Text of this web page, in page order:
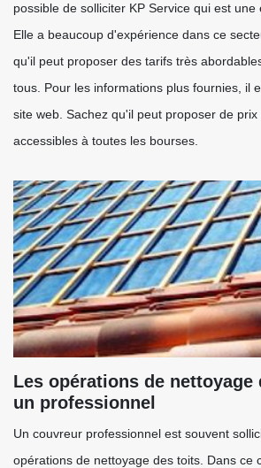
possible de solliciter KP Service qui est une
Elle a beaucoup d'expérience dans ce
qu'il peut proposer des tarifs très
tous. Pour les informations plus fournies, il
site web. Sachez qu'il peut proposer de
accessibles à toutes les bourses.
Les opérations de nettoyage
un professionnel
Un couvreur professionnel est souvent
opérations de nettoyage des toits. Dans ce